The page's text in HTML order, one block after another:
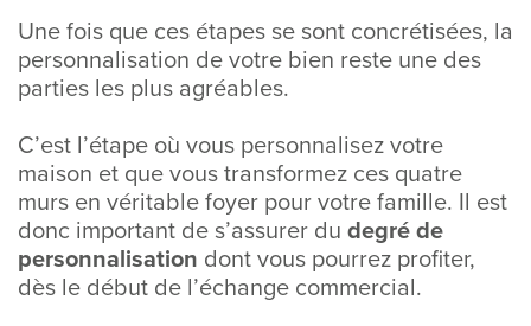
Une fois que ces étapes se sont concrétisées, la
personnalisation de votre bien reste une des
parties les plus agréables.
C’est l’étape où vous personnalisez votre
maison et que vous transformez ces quatre
murs en véritable foyer pour votre famille. Il est
donc important de s’assurer du degré de
personnalisation dont vous pourrez profiter,
dès le début de l’échange commercial.